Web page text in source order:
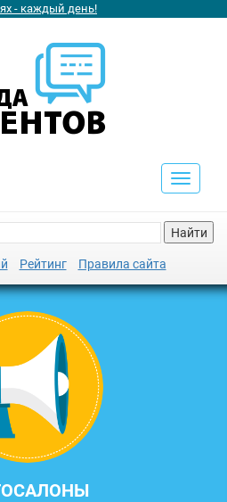
- каждый день!
Toggle
Найти
Рейтинг Правила сайта